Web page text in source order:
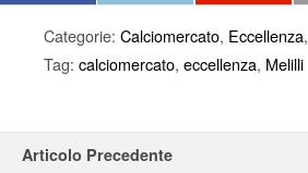
Categorie: Calciomercato, Eccellenza,
Tag: calciomercato, eccellenza, Melilli
Articolo Precedente